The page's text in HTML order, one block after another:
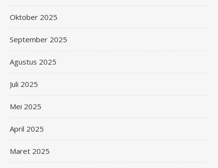
Oktober 2025
September 2025
Agustus 2025
Juli 2025
Mei 2025
April 2025
Maret 2025